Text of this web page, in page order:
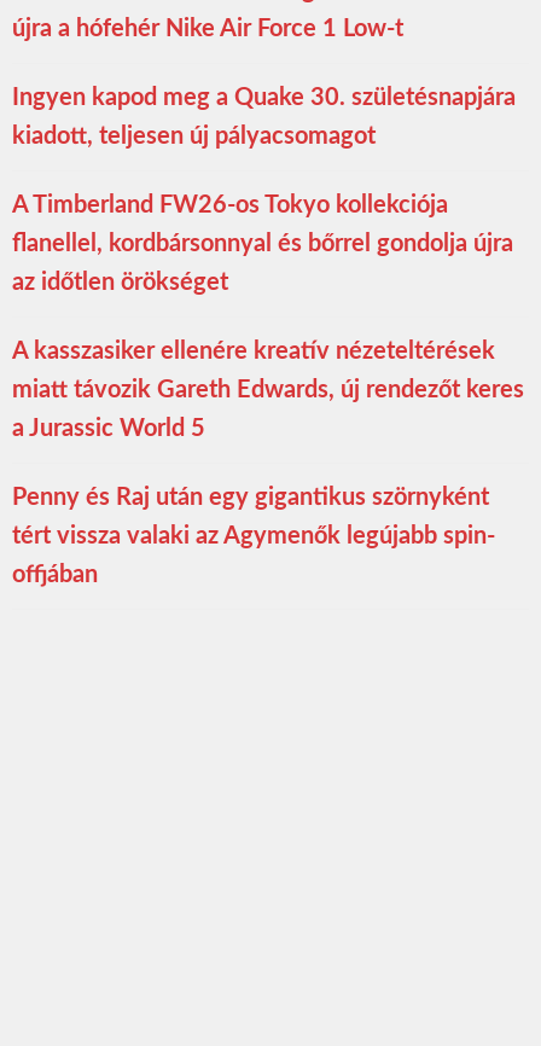
újra a hófehér Nike Air Force 1 Low-t
Ingyen kapod meg a Quake 30. születésnapjára
kiadott, teljesen új pályacsomagot
A Timberland FW26-os Tokyo kollekciója
flanellel, kordbársonnyal és bőrrel gondolja újra
az időtlen örökséget
A kasszasiker ellenére kreatív nézeteltérések
miatt távozik Gareth Edwards, új rendezőt keres
a Jurassic World 5
Penny és Raj után egy gigantikus szörnyként
tért vissza valaki az Agymenők legújabb spin-
offjában